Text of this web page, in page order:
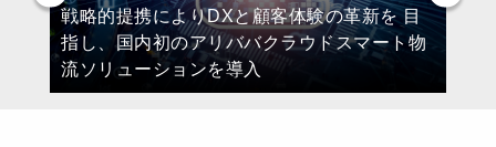
戦略的提携によりDXと顧客体験の革新を 目
指し、国内初のアリババクラウドスマート物
流ソリューションを導入